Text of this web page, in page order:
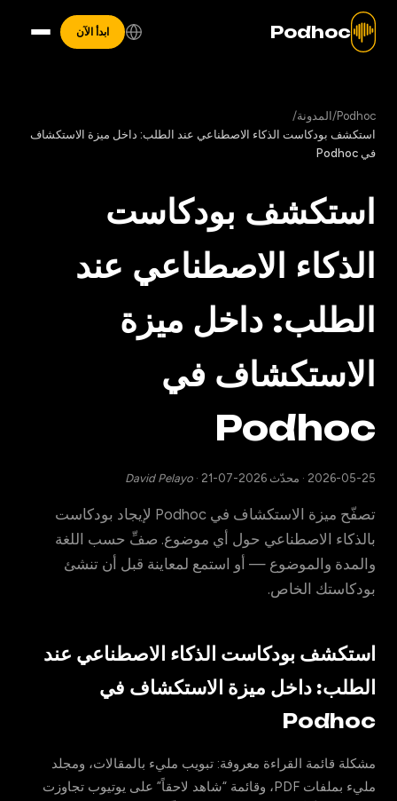
Podhoc ابدأ الآن
Podhoc
/ المدونة/
استكشف بودكاست الذكاء الاصطناعي عند الطلب: داخل ميزة الاستكشاف
في Podhoc
استكشف بودكاست
الذكاء الاصطناعي عند
الطلب: داخل ميزة
الاستكشاف في
Podhoc
2026-05-25
· محدّث 2026-07-21 ·
David Pelayo
تصفّح ميزة الاستكشاف في Podhoc لإيجاد بودكاست
بالذكاء الاصطناعي حول أي موضوع. صفِّ حسب اللغة
والمدة والموضوع — أو استمع لمعاينة قبل أن تنشئ
بودكاستك الخاص.
استكشف بودكاست الذكاء الاصطناعي عند
الطلب: داخل ميزة الاستكشاف في
Podhoc
مشكلة قائمة القراءة معروفة: تبويب مليء بالمقالات، ومجلد
مليء بملفات PDF، وقائمة “شاهد لاحقاً” على يوتيوب تجاوزت